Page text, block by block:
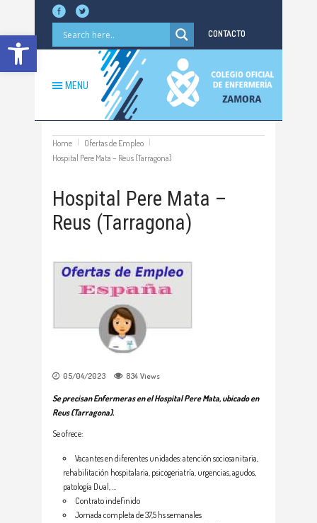
Abrir barra de herramientas CONTACTO
MENU
Home
Ofertas de Empleo
Hospital Pere Mata – Reus (Tarragona)
Hospital Pere Mata –
Reus (Tarragona)
05/04/2023 834 Views
Se precisan Enfermeras en el Hospital Pere Mata, ubicado en
Reus (Tarragona).
Se ofrece:
Vacantes en diferentes unidades: atención sociosanitaria,
rehabilitación hospitalaria, psicogeriatría, urgencias, agudos,
patología Dual, …
Contrato indefinido
Jornada completa de 37,5 hs semanales